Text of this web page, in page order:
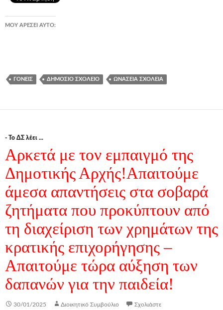
ΜΟΥ ΑΡΈΣΕΙ ΑΥΤΌ:
ΓΟΝΕΊΣ ΔΗΜΌΣΙΟ ΣΧΟΛΕΊΟ ΩΝΆΣΕΙΑ ΣΧΟΛΕΊΑ
- Το ΔΣ λέει ...
Αρκετά με τον εμπαιγμό της
Δημοτικής Αρχής!Απαιτούμε
άμεσα απαντήσεις στα σοβαρά
ζητήματα που προκύπτουν από
τη διαχείριση των χρημάτων της
κρατικής επιχορήγησης –
Απαιτούμε τώρα αύξηση των
δαπανών για την παιδεία!
30/01/2025 Διοικητικό Συμβούλιο Σχολιάστε